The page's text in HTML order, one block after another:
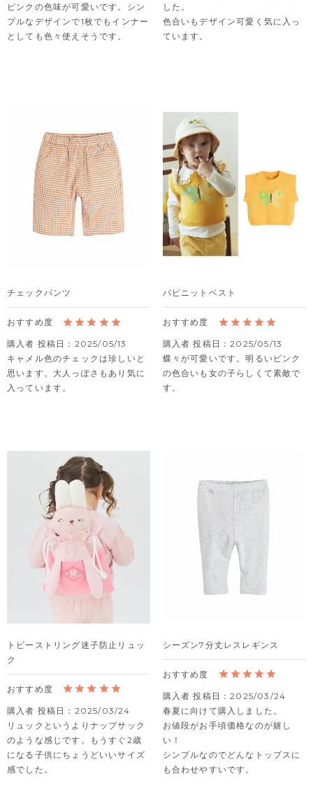
ピンクの色味が可愛いです。シン
プルなデザインで1枚でもインナー
としても色々使えそうです。
した。
色合いもデザイン可愛く気に入っ
ています。
チェックパンツ
購入者 投稿日
2025/05/13
キャメル色のチェックは珍しいと
思います。大人っぽさもあり気に
入っています。
パピニットベスト
購入者 投稿日
2025/05/13
蝶々が可愛いです。明るいピンク
の色合いも女の子らしくて素敵で
す。
トビーストリング迷子防止リュッ
ク
購入者 投稿日
2025/03/24
リュックというよりナップサック
のような感じです。もうすぐ2歳
になる子供にちょうどいいサイズ
感でした。
シーズン7分丈レスレギンス
購入者 投稿日
2025/03/24
春夏に向けて購入しました。
お値段がお手頃価格なのが嬉し
い！
シンプルなのでどんなトップスに
も合わせやすいです。